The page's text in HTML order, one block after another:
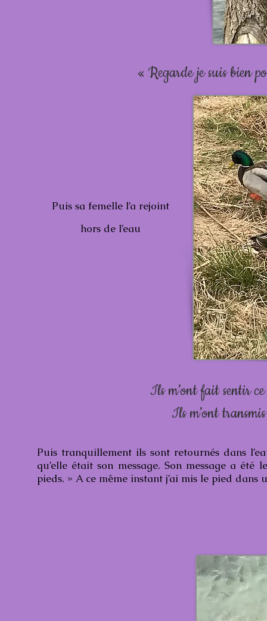
« Regarde je suis bien
Puis sa femelle l’a rejoint
hors de l’eau
Ils m’ont fait sentir ce
Ils m’ont
Puis tranquillement ils sont retournés dans
qu’elle était son message. Son message a
pieds. » A ce même instant j’ai mis le pied dans